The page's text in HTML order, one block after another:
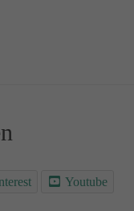
de monja
hacer Castañas en
Youtube